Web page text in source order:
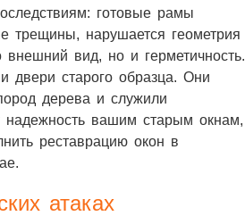
готовые рамы
трещины, нарушается геометрия
внешний вид, но и герметичность.
двери старого образца. Они
дерева и служили
вашим старым окнам,
реставрацию окон в
атаках